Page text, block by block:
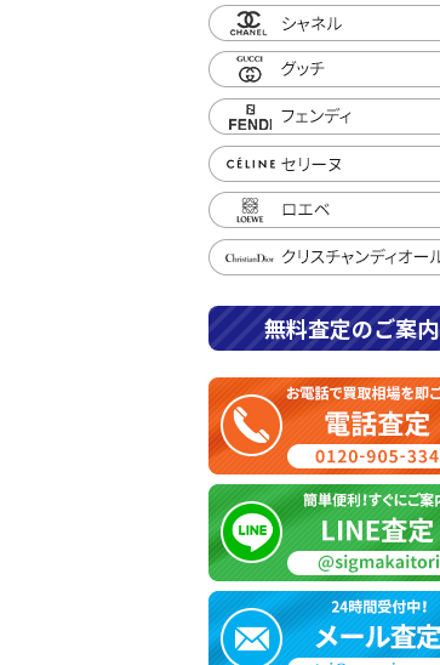
無料査定のご案内